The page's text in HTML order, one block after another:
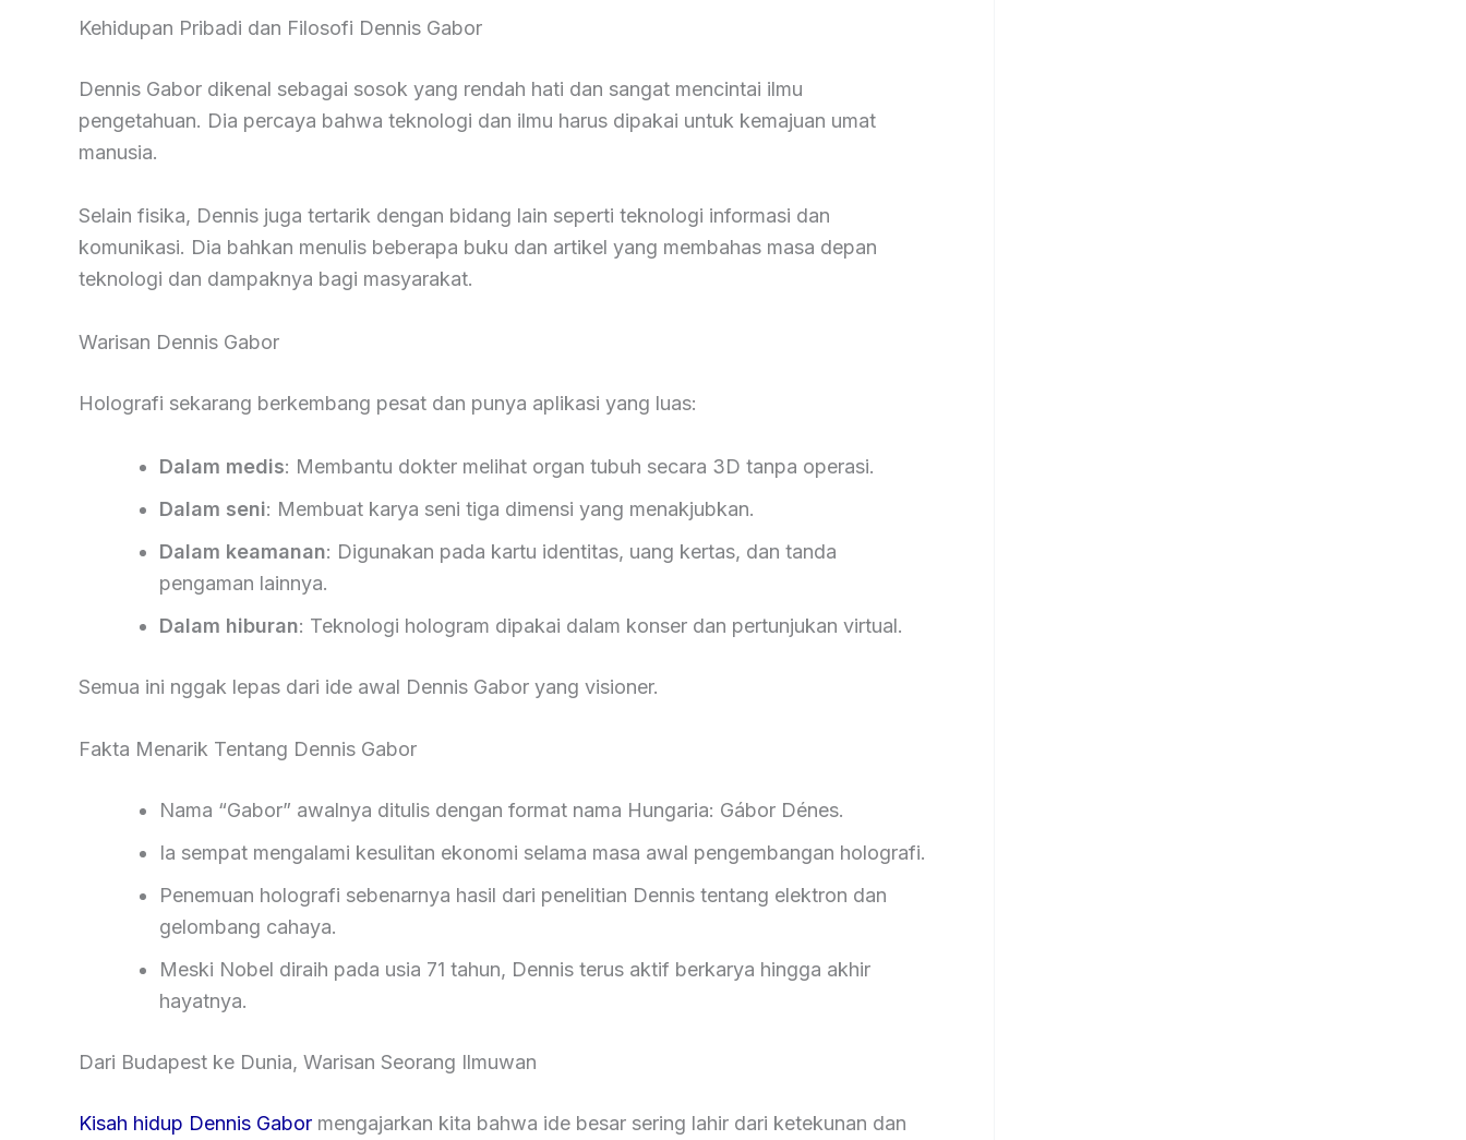
Kehidupan Pribadi dan Filosofi Dennis Gabor
Dennis Gabor dikenal sebagai sosok yang rendah hati dan sangat mencintai ilmu
pengetahuan. Dia percaya bahwa teknologi dan ilmu harus dipakai untuk kemajuan umat
manusia.
Selain fisika, Dennis juga tertarik dengan bidang lain seperti teknologi informasi dan
komunikasi. Dia bahkan menulis beberapa buku dan artikel yang membahas masa depan
teknologi dan dampaknya bagi masyarakat.
Warisan Dennis Gabor
Holografi sekarang berkembang pesat dan punya aplikasi yang luas:
Dalam medis: Membantu dokter melihat organ tubuh secara 3D tanpa operasi.
Dalam seni: Membuat karya seni tiga dimensi yang menakjubkan.
Dalam keamanan: Digunakan pada kartu identitas, uang kertas, dan tanda
pengaman lainnya.
Dalam hiburan: Teknologi hologram dipakai dalam konser dan pertunjukan virtual.
Semua ini nggak lepas dari ide awal Dennis Gabor yang visioner.
Fakta Menarik Tentang Dennis Gabor
Nama “Gabor” awalnya ditulis dengan format nama Hungaria: Gábor Dénes.
Ia sempat mengalami kesulitan ekonomi selama masa awal pengembangan holografi.
Penemuan holografi sebenarnya hasil dari penelitian Dennis tentang elektron dan
gelombang cahaya.
Meski Nobel diraih pada usia 71 tahun, Dennis terus aktif berkarya hingga akhir
hayatnya.
Dari Budapest ke Dunia, Warisan Seorang Ilmuwan
Kisah hidup Dennis Gabor mengajarkan kita bahwa ide besar sering lahir dari ketekunan dan